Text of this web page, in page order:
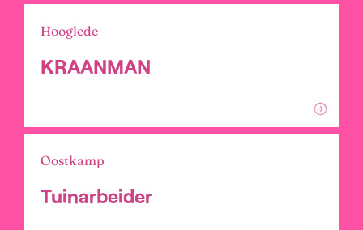
Hooglede
KRAANMAN
Oostkamp
Tuinarbeider